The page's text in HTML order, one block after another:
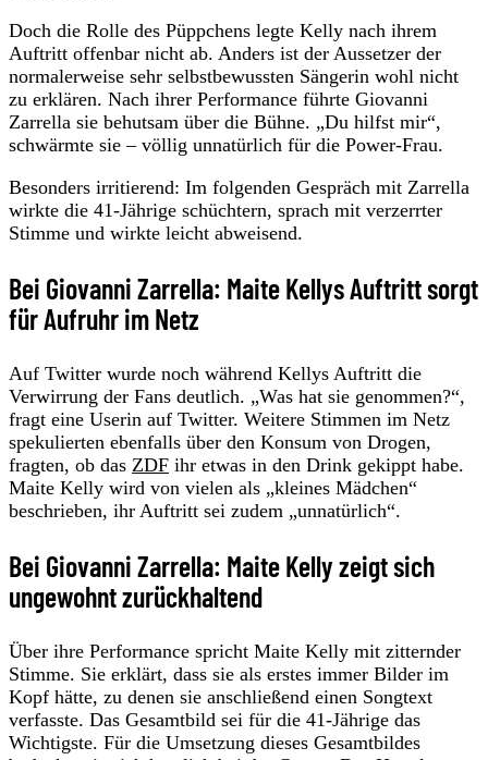
Doch die Rolle des Püppchens legte Kelly nach ihrem
Auftritt offenbar nicht ab. Anders ist der Aussetzer der
normalerweise sehr selbstbewussten Sängerin wohl nicht
zu erklären. Nach ihrer Performance führte Giovanni
Zarrella sie behutsam über die Bühne. „Du hilfst mir“,
schwärmte sie – völlig unnatürlich für die Power-Frau.
Besonders irritierend: Im folgenden Gespräch mit Zarrella
wirkte die 41-Jährige schüchtern, sprach mit verzerrter
Stimme und wirkte leicht abweisend.
Bei Giovanni Zarrella: Maite Kellys Auftritt sorgt
für Aufruhr im Netz
Auf Twitter wurde noch während Kellys Auftritt die
Verwirrung der Fans deutlich. „Was hat sie genommen?“,
fragt eine Userin auf Twitter. Weitere Stimmen im Netz
spekulierten ebenfalls über den Konsum von Drogen,
fragten, ob das ZDF ihr etwas in den Drink gekippt habe.
Maite Kelly wird von vielen als „kleines Mädchen“
beschrieben, ihr Auftritt sei zudem „unnatürlich“.
Bei Giovanni Zarrella: Maite Kelly zeigt sich
ungewohnt zurückhaltend
Über ihre Performance spricht Maite Kelly mit zitternder
Stimme. Sie erklärt, dass sie als erstes immer Bilder im
Kopf hätte, zu denen sie anschließend einen Songtext
verfasste. Das Gesamtbild sei für die 41-Jährige das
Wichtigste. Für die Umsetzung dieses Gesamtbildes